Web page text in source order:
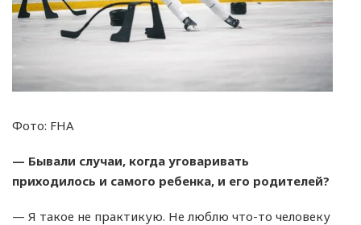
Фото: FHA
— Бывали случаи, когда уговаривать
приходилось и самого ребенка, и его родителей?
— Я такое не практикую. Не люблю что-то человеку